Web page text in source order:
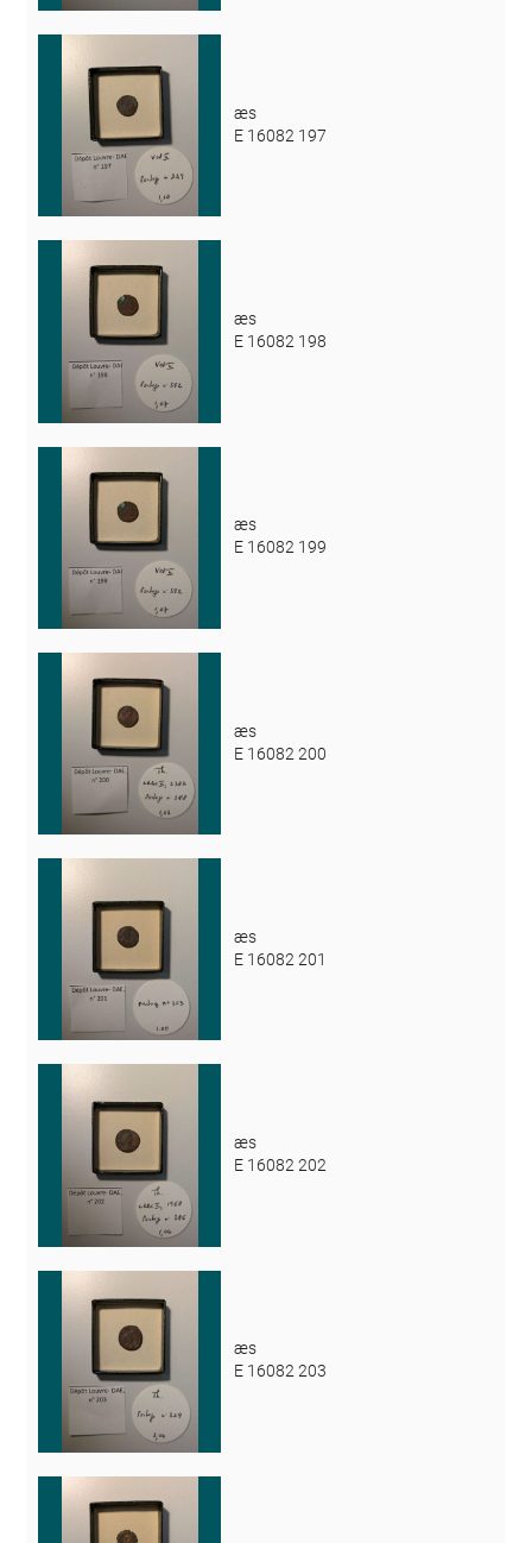
æs
E 16082 197
æs
E 16082 198
æs
E 16082 199
æs
E 16082 200
æs
E 16082 201
æs
E 16082 202
æs
E 16082 203